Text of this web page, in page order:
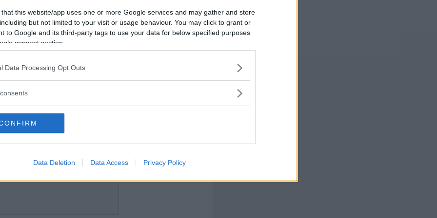
that this website/app uses one or more Google services and may gather and store
but not limited to your visit or usage behaviour. You may click to grant or
to Google and its third-party tags to use your data for below specified purposes
consent section.
Data Processing Opt Outs
Data Deletion Data Access Privacy Policy
Vill du bli
medlem?